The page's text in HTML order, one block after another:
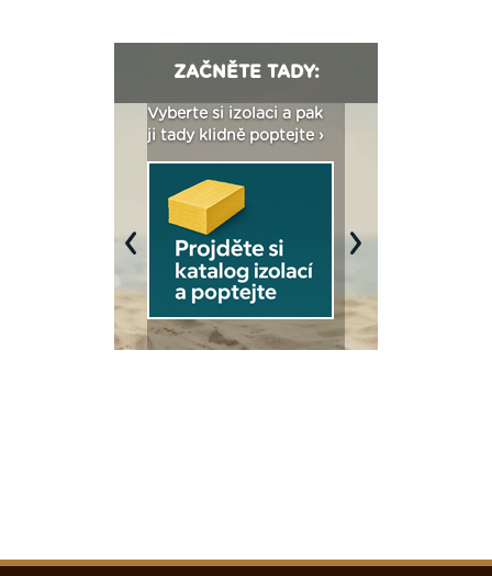
ZAČNĚTE TADY:
Vyberte si izolaci a pak
ji tady klidně poptejte ›
Previous Next